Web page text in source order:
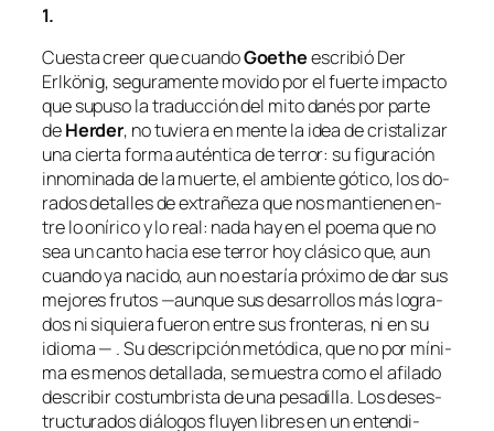
1.
Cuesta creer que cuan­doGoethees­cri­bióDer
Erlkönig, se­gu­ra­men­te mo­vi­do por el fuer­te im­pac­to
que su­pu­so la tra­duc­ción del mi­to da­nés por par­te
deHerder, no tu­vie­ra en men­te la idea de cris­ta­li­zar
una cier­ta for­ma au­tén­ti­ca de te­rror: su fi­gu­ra­ción
in­no­mi­na­da de la muer­te, el am­bien­te gó­ti­co, los do­
ra­dos de­ta­lles de ex­tra­ñe­za que nos man­tie­nen en­
tre lo oní­ri­co y lo real: na­da hay en el poe­ma que no
sea un can­to ha­cia ese te­rror hoy clá­si­co que, aun
cuan­do ya na­ci­do, aun no es­ta­ría pró­xi­mo de dar sus
me­jo­res fru­tos —aun­que sus de­sa­rro­llos más lo­gra­
dos ni si­quie­ra fue­ron en­tre sus fron­te­ras, ni en su
idio­ma — . Su des­crip­ción me­tó­di­ca, que no por mí­ni­
ma es me­nos de­ta­lla­da, se mues­tra co­mo el afi­la­do
des­cri­bir cos­tum­bris­ta de una pe­sa­di­lla. Los des­es­
truc­tu­ra­dos diá­lo­gos flu­yen li­bres en un en­ten­di­